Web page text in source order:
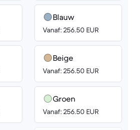
Blauw
Vanaf: 256.50 EUR
Beige
Vanaf: 256.50 EUR
Groen
Vanaf: 256.50 EUR